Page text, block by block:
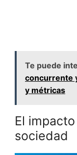
Te puede
concurrente
y métricas
El
sociedad